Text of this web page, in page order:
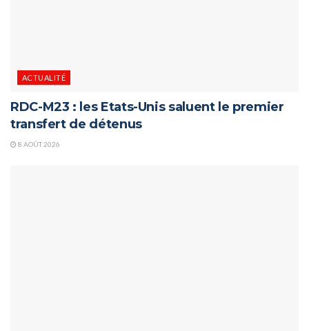
ACTUALITÉ
RDC-M23 : les Etats-Unis saluent le premier
transfert de détenus
8 AOÛT 2026